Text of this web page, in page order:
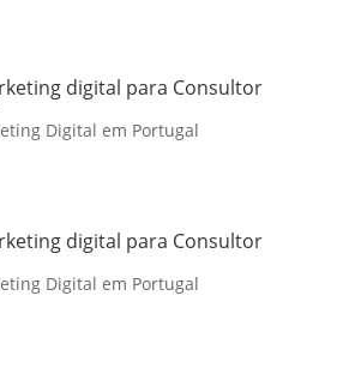
digital para Consultor
Digital em Portugal
digital para Consultor
Digital em Portugal